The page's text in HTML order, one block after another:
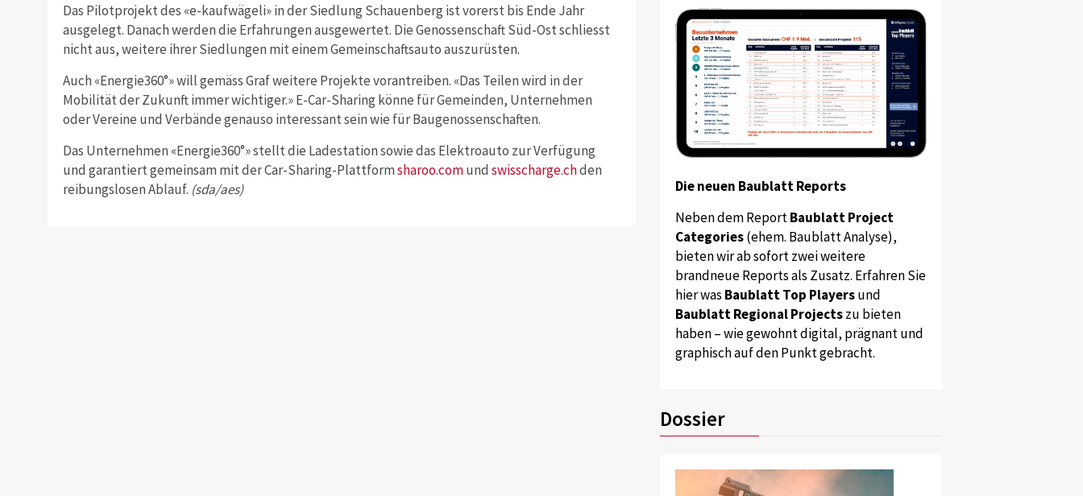
Das Pilotprojekt des «e-kaufwägeli» in der Siedlung Schauenberg ist vorerst bis Ende Jahr
ausgelegt. Danach werden die Erfahrungen ausgewertet. Die Genossenschaft Süd-Ost schliesst
nicht aus, weitere ihrer Siedlungen mit einem Gemeinschaftsauto auszurüsten.
Auch «Energie360°» will gemäss Graf weitere Projekte vorantreiben. «Das Teilen wird in der
Mobilität der Zukunft immer wichtiger.» E-Car-Sharing könne für Gemeinden, Unternehmen
oder Vereine und Verbände genauso interessant sein wie für Baugenossenschaften.
Das Unternehmen «Energie360°» stellt die Ladestation sowie das Elektroauto zur Verfügung
und garantiert gemeinsam mit der Car-Sharing-Plattformsharoo.comund swisscharge.chden
reibungslosen Ablauf. (sda/aes)
Die neuen Baublatt Reports
Neben dem ReportBaublatt Project
Categories(ehem. Baublatt Analyse),
bieten wir ab sofort zwei weitere
brandneue Reports als Zusatz. Erfahren Sie
hier was Baublatt Top Playersund
Baublatt Regional Projectszu bieten
haben – wie gewohnt digital, prägnant und
graphisch auf den Punkt gebracht.
Dossier